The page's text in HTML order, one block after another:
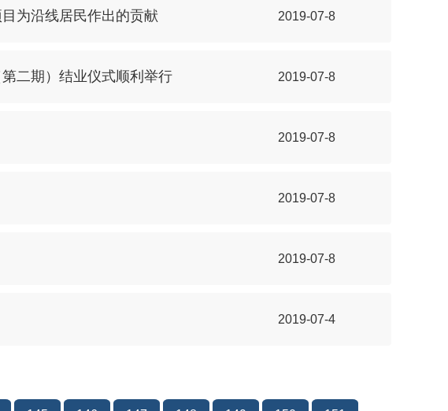
为沿线居民作出的贡献 2019-07-8
二期）结业仪式顺利举行 2019-07-8
2019-07-8
2019-07-8
2019-07-8
2019-07-4